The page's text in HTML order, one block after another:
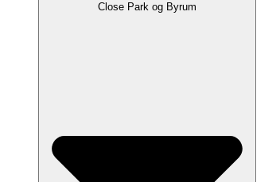
Close Park og Byrum